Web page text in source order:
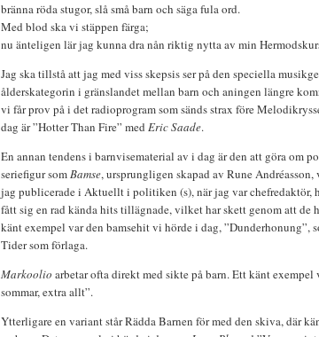
bränna röda stugor, slå små barn och säga fula ord.
Med blod ska vi stäppen färga;
nu änteligen lär jag kunna dra nån riktig nytta av min
Jag ska tillstå att jag med viss skepsis ser på den speciella
ålderskategorin i gränslandet mellan barn och aningen längre
vi får prov på i det radioprogram som sänds strax före
dag är ”Hotter Than Fire” med Eric Saade.
En annan tendens i barnvisematerial av i dag är den att göra om
seriefigur somBamse, ursprungligen skapad av Rune
jag publicerade i Aktuellt i politiken (s), när jag var chefredaktör,
fått sig en rad kända hits tillägnade, vilket har skett genom att de
känt exempel var den bamsehit vi hörde i dag, ”Dunderhonung”,
Tider som förlaga.
Markoolio arbetar ofta direkt med sikte på barn. Ett känt exempel
sommar, extra allt”.
Ytterligare en variant står Rädda Barnen för med den skiva, där